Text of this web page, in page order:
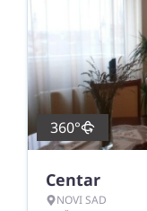
360°
Centar
NOVI SAD